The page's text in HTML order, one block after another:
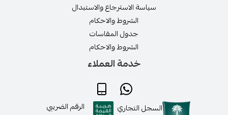
سياسة الاسترجاع والاستبدال
الشروط والاحكام
جدول المقاسات
الشروط والاحكام
خدمة العملاء
السجل التجاري
الرقم الضريبي